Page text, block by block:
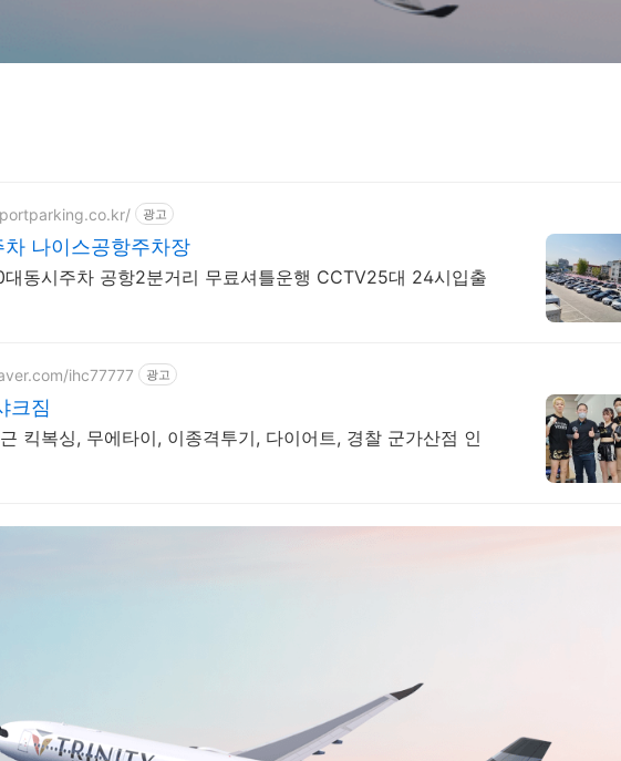
광고
차 나이스공항주차장
동시주차 공항2분거리 무료셔틀운행 CCTV25대 24시입출
ihc77777 광고
크짐
킥복싱, 무에타이, 이종격투기, 다이어트, 경찰 군가산점 인